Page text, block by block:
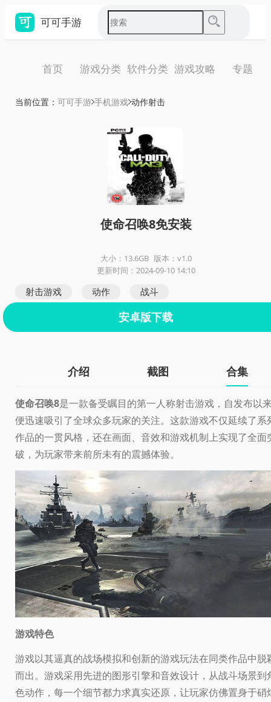
可可手游
首页 游戏分类 软件分类 游戏攻略 专题
当前位置： 可可手游 手机游戏 动作射击
使命召唤8免安装
大小：13.6GB 版本：v1.0
更新时间：2024-09-10 14:10
射击游戏 动作 战斗
安卓版下载
介绍 截图 合集
使命召唤8是一款备受瞩目的第一人称射击游戏，自发布以
便迅速吸引了全球众多玩家的关注。这款游戏不仅延续了系
作品的一贯风格，还在画面、音效和游戏机制上实现了全面
破，为玩家带来前所未有的震撼体验。
游戏特色
游戏以其逼真的战场模拟和创新的游戏玩法在同类作品中脱
而出。游戏采用先进的图形引擎和音效设计，从战斗场景到
色动作，每一个细节都力求真实还原，让玩家仿佛置身于硝